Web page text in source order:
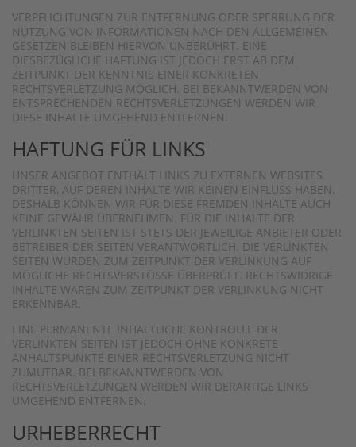
VERPFLICHTUNGEN ZUR ENTFERNUNG ODER SPERRUNG DER
NUTZUNG VON INFORMATIONEN NACH DEN ALLGEMEINEN
GESETZEN BLEIBEN HIERVON UNBERÜHRT. EINE
DIESBEZÜGLICHE HAFTUNG IST JEDOCH ERST AB DEM
ZEITPUNKT DER KENNTNIS EINER KONKRETEN
RECHTSVERLETZUNG MÖGLICH. BEI BEKANNTWERDEN VON
ENTSPRECHENDEN RECHTSVERLETZUNGEN WERDEN WIR
DIESE INHALTE UMGEHEND ENTFERNEN.
HAFTUNG FÜR LINKS
UNSER ANGEBOT ENTHÄLT LINKS ZU EXTERNEN WEBSITES
DRITTER, AUF DEREN INHALTE WIR KEINEN EINFLUSS HABEN.
DESHALB KÖNNEN WIR FÜR DIESE FREMDEN INHALTE AUCH
KEINE GEWÄHR ÜBERNEHMEN. FÜR DIE INHALTE DER
VERLINKTEN SEITEN IST STETS DER JEWEILIGE ANBIETER ODER
BETREIBER DER SEITEN VERANTWORTLICH. DIE VERLINKTEN
SEITEN WURDEN ZUM ZEITPUNKT DER VERLINKUNG AUF
MÖGLICHE RECHTSVERSTÖSSE ÜBERPRÜFT. RECHTSWIDRIGE I
NHALTE WAREN ZUM ZEITPUNKT DER VERLINKUNG NICHT E
RKENNBAR.
EINE PERMANENTE INHALTLICHE KONTROLLE DER
VERLINKTEN SEITEN IST JEDOCH OHNE KONKRETE
ANHALTSPUNKTE EINER RECHTSVERLETZUNG NICHT
ZUMUTBAR. BEI BEKANNTWERDEN VON
RECHTSVERLETZUNGEN WERDEN WIR DERARTIGE LINKS
UMGEHEND ENTFERNEN.
URHEBERRECHT